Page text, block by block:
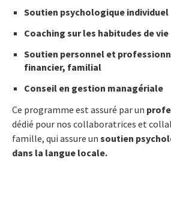
Soutien psychologique individuel
Coaching sur les habitudes de vie
Soutien personnel et
financier, familial
Conseil en gestion managériale
Ce programme est assuré par un
dédié pour nos collaboratrices et
famille, qui assure un soutien
dans la langue locale.